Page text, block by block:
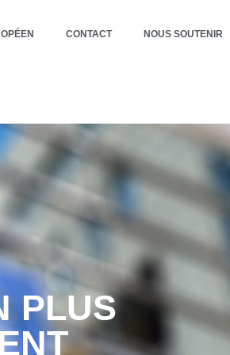
CONTACT NOUS SOUTENIR
PLUS